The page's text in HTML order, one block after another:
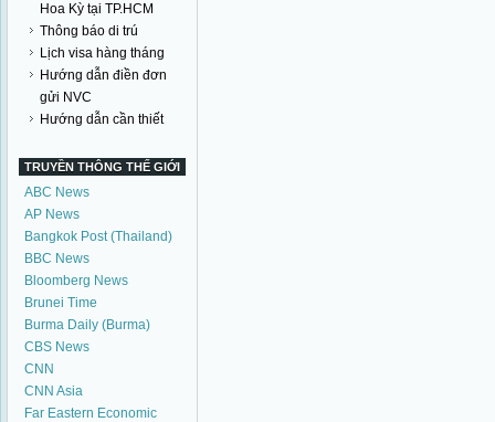
Hoa Kỳ tại TP.HCM
Thông báo di trú
Lịch visa hàng tháng
Hướng dẫn điền đơn
gửi NVC
Hướng dẫn cần thiết
TRUYỀN THÔNG THẾ GIỚI
ABC News
AP News
Bangkok Post (Thailand)
BBC News
Bloomberg News
Brunei Time
Burma Daily (Burma)
CBS News
CNN
CNN Asia
Far Eastern Economic